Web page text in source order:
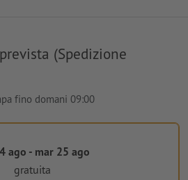
(Spedizione
fino domani 09:00
ago - mar 25 ago
gratuita